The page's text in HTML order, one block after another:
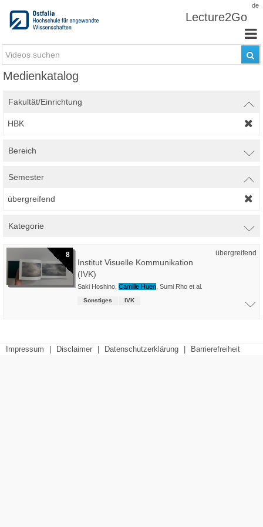
de
Lecture2Go
Medienkatalog
Fakultät/Einrichtung
HBK
Bereich
Semester
übergreifend
Kategorie
8 übergreifend
Institut Visuelle Kommunikation
(IVK)
Saki Hoshino Camille Huen Sumi Rho et al.
Sonstiges IVK
Impressum Disclaimer Datenschutzerklärung Barrierefreiheit